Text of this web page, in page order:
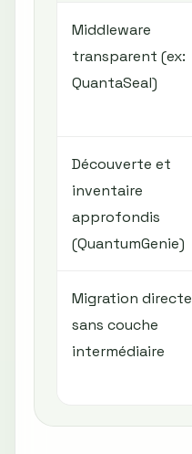
Middleware
transparent (ex:
QuantaSeal)
Découverte et
inventaire
approfondis
(QuantumGenie)
Migration directe
sans couche
intermédiaire